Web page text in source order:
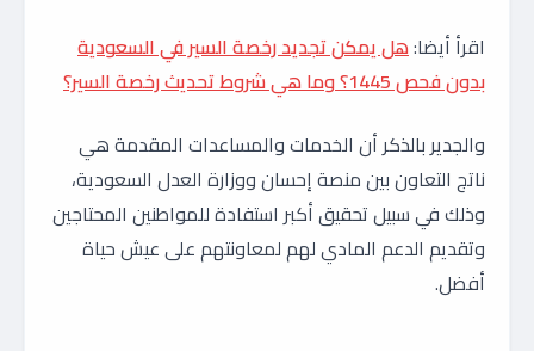
اقرأ أيضا:هل يمكن تجديد رخصة السير في السعودية
بدون فحص 1445؟ وما هي شروط تحديث رخصة السير؟
والجدير بالذكر أن الخدمات والمساعدات المقدمة هي
ناتج التعاون بين منصة إحسان ووزارة العدل السعودية،
وذلك في سبيل تحقيق أكبر استفادة للمواطنين المحتاجين
وتقديم الدعم المادي لهم لمعاونتهم على عيش حياة
أفضل.